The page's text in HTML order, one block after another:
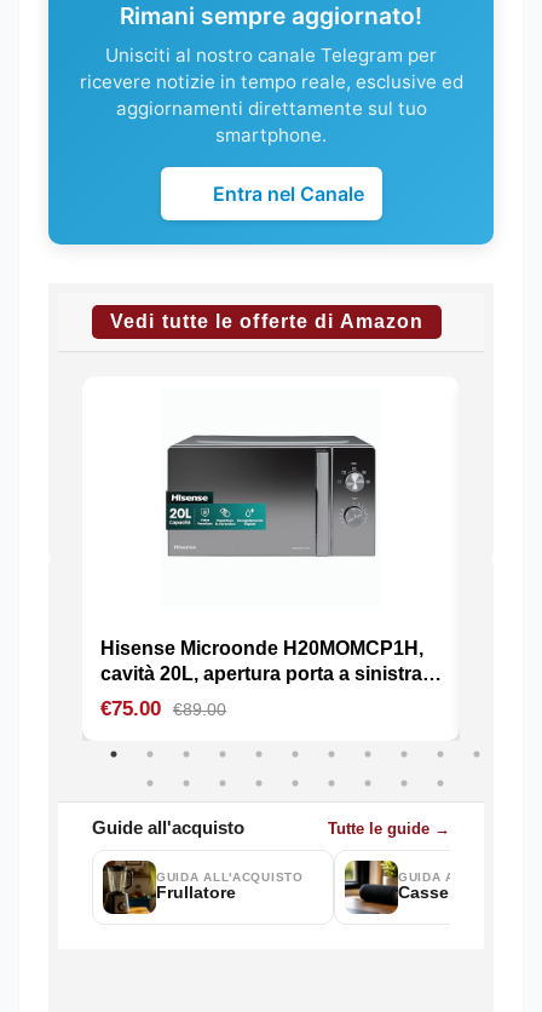
Rimani sempre aggiornato!
Unisciti al nostro canale Telegram per
ricevere notizie in tempo reale, esclusive ed
aggiornamenti direttamente sul tuo
smartphone.
Entra nel Canale